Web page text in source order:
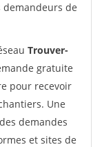
de
Trouver-
gratuite
pour recevoir
Une
demandes
et sites de